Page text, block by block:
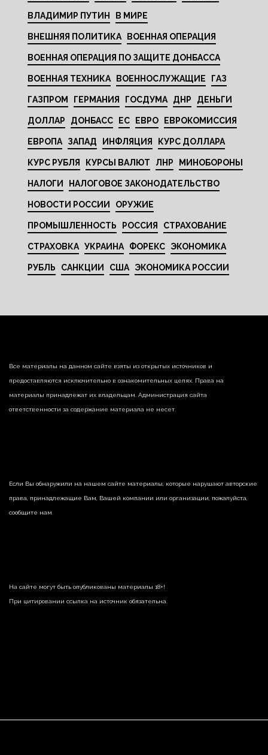
ВЛАДИМИР ПУТИН В МИРЕ
ВНЕШНЯЯ ПОЛИТИКА ВОЕННАЯ ОПЕРАЦИЯ
ВОЕННАЯ ОПЕРАЦИЯ ПО ЗАЩИТЕ ДОНБАССА
ВОЕННАЯ ТЕХНИКА ВОЕННОСЛУЖАЩИЕ ГАЗ
ГАЗПРОМ ГЕРМАНИЯ ГОСДУМА ДНР ДЕНЬГИ
ДОЛЛАР ДОНБАСС ЕС ЕВРО ЕВРОКОМИССИЯ
ЕВРОПА ЗАПАД ИНФЛЯЦИЯ КУРС ДОЛЛАРА
КУРС РУБЛЯ КУРСЫ ВАЛЮТ ЛНР МИНОБОРОНЫ
НАЛОГИ НАЛОГОВОЕ ЗАКОНОДАТЕЛЬСТВО
НОВОСТИ РОССИИ ОРУЖИЕ
ПРОМЫШЛЕННОСТЬ РОССИЯ СТРАХОВАНИЕ
СТРАХОВКА УКРАИНА ФОРЕКС ЭКОНОМИКА
РУБЛЬ САНКЦИИ США ЭКОНОМИКА РОССИИ
Все материалы на данном сайте взяты из открытых источников и
предоставляются исключительно в ознакомительных целях. Права на
материалы принадлежат их владельцам. Администрация сайта
ответственности за содержание материала не несет.
Если Вы обнаружили на нашем сайте материалы, которые нарушают авторские
права, принадлежащие Вам, Вашей компании или организации, пожалуйста,
сообщите нам.
На сайте могут быть опубликованы материалы 18+!
При цитировании ссылка на источник обязательна.